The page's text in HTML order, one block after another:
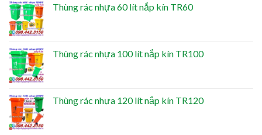
Thùng rác nhựa 60 lít nắp kín TR60
Thùng rác nhựa 100 lít nắp kín TR100
Thùng rác nhựa 120 lít nắp kín TR120